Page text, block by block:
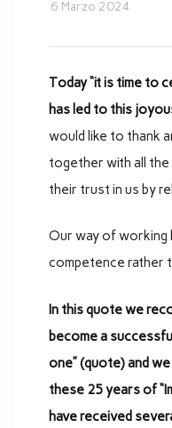
6 Marzo 2024
Today “it is time to
has led to this
would like to thank
together with all the
their trust in us by
Our way of working
competence rather
In this quote we
become a
one” (quote) and
these 25 years of
have received